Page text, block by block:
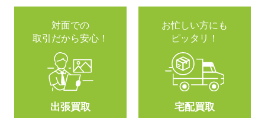
対面での
取引だから安心！
出張買取
お忙しい方にも
ピッタリ！
宅配買取